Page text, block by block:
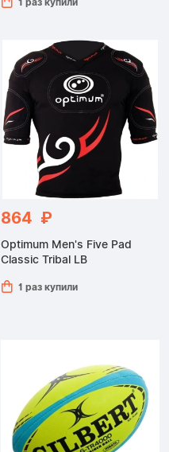
864 ₽
Optimum Men's Five Pad
Classic Tribal LB
1 раз купили